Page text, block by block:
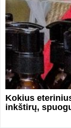
Kokius
inkštirų,